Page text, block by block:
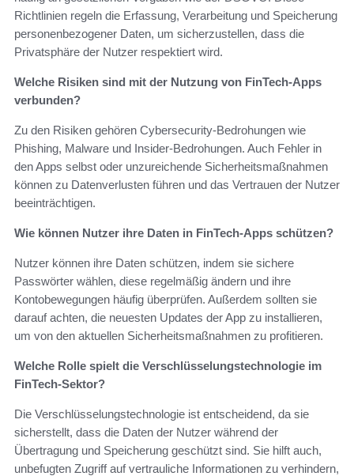
Richtlinien regeln die Erfassung, Verarbeitung und Speicherung
personenbezogener Daten, um sicherzustellen, dass die
Privatsphäre der Nutzer respektiert wird.
Welche Risiken sind mit der Nutzung von FinTech-Apps
verbunden?
Zu den Risiken gehören Cybersecurity-Bedrohungen wie
Phishing, Malware und Insider-Bedrohungen. Auch Fehler in
den Apps selbst oder unzureichende Sicherheitsmaßnahmen
können zu Datenverlusten führen und das Vertrauen der Nutzer
beeinträchtigen.
Wie können Nutzer ihre Daten in FinTech-Apps schützen?
Nutzer können ihre Daten schützen, indem sie sichere
Passwörter wählen, diese regelmäßig ändern und ihre
Kontobewegungen häufig überprüfen. Außerdem sollten sie
darauf achten, die neuesten Updates der App zu installieren,
um von den aktuellen Sicherheitsmaßnahmen zu profitieren.
Welche Rolle spielt die Verschlüsselungstechnologie im
FinTech-Sektor?
Die Verschlüsselungstechnologie ist entscheidend, da sie
sicherstellt, dass die Daten der Nutzer während der
Übertragung und Speicherung geschützt sind. Sie hilft auch,
unbefugten Zugriff auf vertrauliche Informationen zu verhindern,